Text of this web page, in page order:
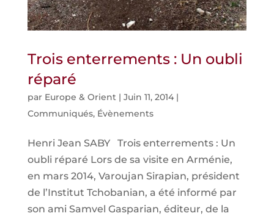
Trois enterrements : Un oubli
réparé
par Europe & Orient| Juin 11, 2014|
Communiqués, Évènements
Henri Jean SABY Trois enterrements : Un
oubli réparé Lors de sa visite en Arménie,
en mars 2014, Varoujan Sirapian, président
de l’Institut Tchobanian, a été informé par
son ami Samvel Gasparian, éditeur, de la